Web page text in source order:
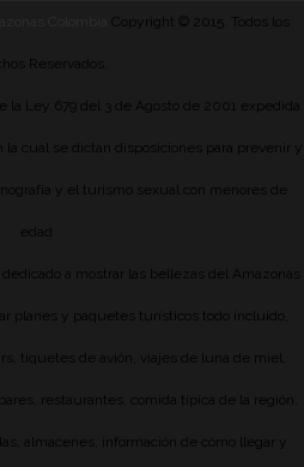
Copyright © 2015. Todos los
Reservados.
la Ley 679 del 3 de Agosto de 2001 expedida
cual se dictan disposiciones para prevenir y
y el turismo sexual con menores de
edad
a mostrar las bellezas del Amazonas
planes y paquetes turísticos todo incluido,
tiquetes de avión, viajes de luna de miel,
restaurantes, comida típica de la región,
almacenes, información de cómo llegar y